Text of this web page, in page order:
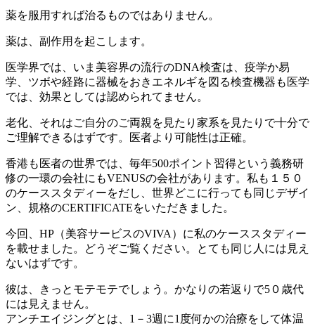
薬を服用すれば治るものではありません。
薬は、副作用を起こします。
医学界では、いま美容界の流行のDNA検査は、疫学か易
学、ツボや経路に器械をおきエネルギを図る検査機器も医学
では、効果としては認められてません。
老化、それはご自分のご両親を見たり家系を見たりで十分で
ご理解できるはずです。医者より可能性は正確。
香港も医者の世界では、毎年500ポイント習得という義務研
修の一環の会社にもVENUSの会社があります。私も１５０
のケーススタディーをだし、世界どこに行っても同じデザイ
ン、規格のCERTIFICATEをいただきました。
今回、HP（美容サービスのVIVA）に私のケーススタディー
を載せました。どうぞご覧ください。とても同じ人には見え
ないはずです。
彼は、きっとモテモテでしょう。かなりの若返りで5０歳代
には見えません。
アンチエイジングとは、1－3週に1度何かの治療をして体温